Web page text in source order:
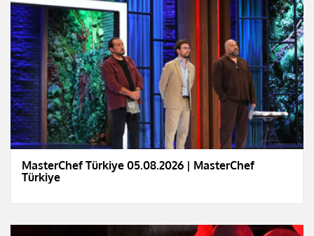
MasterChef Türkiye 05.08.2026 | MasterChef
Türkiye